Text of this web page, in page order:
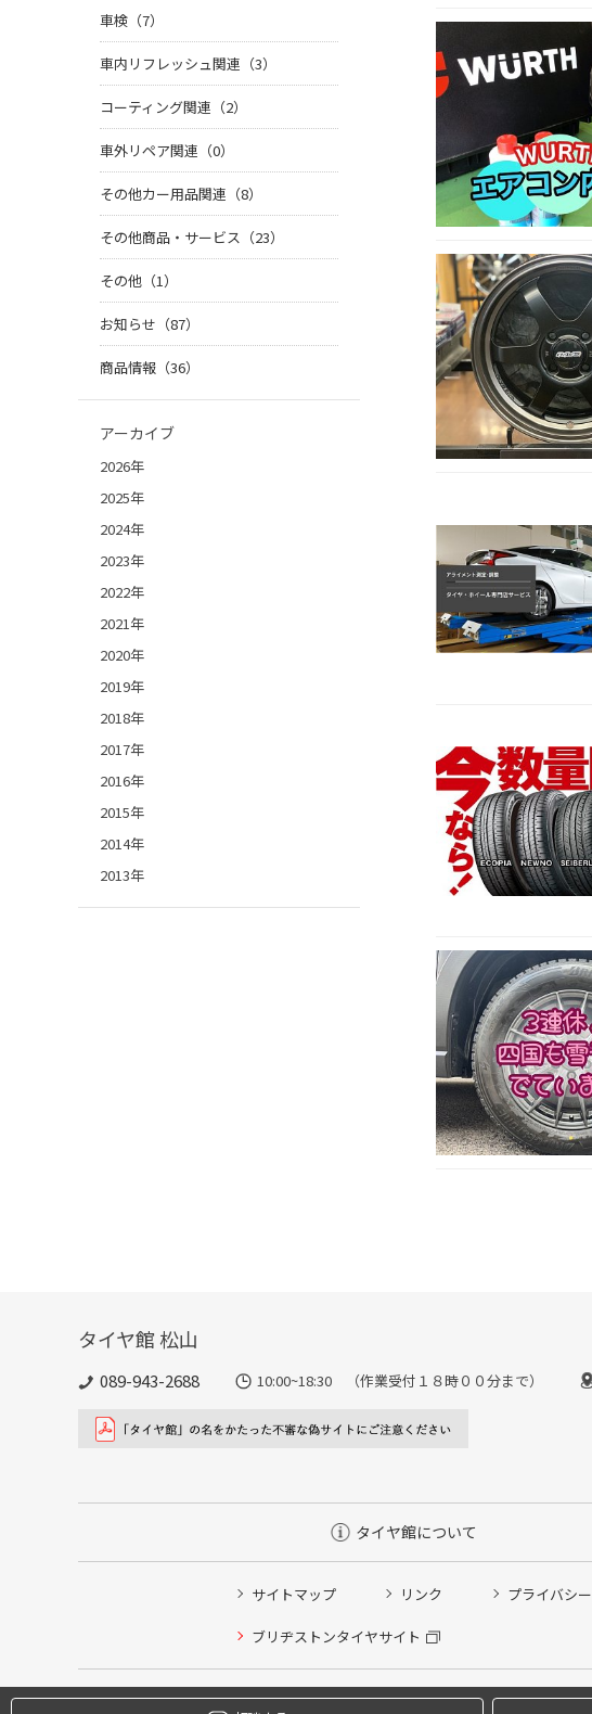
車検（7）
車内リフレッシュ関連（3）
コーティング関連（2）
車外リペア関連（0）
その他カー用品関連（8）
その他商品・サービス（23）
その他（1）
お知らせ（87）
商品情報（36）
アーカイブ
2026年
2025年
2024年
2023年
2022年
2021年
2020年
2019年
2018年
2017年
2016年
2015年
2014年
2013年
タイヤ館 松山
089-943-2688 10:00~18:30 （作業受付１８時００分まで）
タイヤ館について
サイトマップ リンク プライバシ
ブリヂストンタイヤサイト
タイヤ点検・安全点検/タイヤ履き替え/オイル交換/その他ピット作業の予
クローク契約会員専用タイヤ履き替え※タイヤ履き替えを希望のクローク
本日のタイヤ履き替え順番待ち予約 ※クローク契約会員の方はご利用いた